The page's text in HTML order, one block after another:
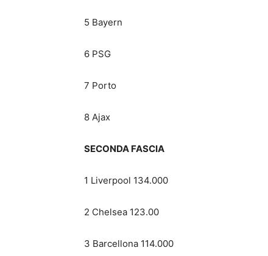
5 Bayern
6 PSG
7 Porto
8 Ajax
SECONDA FASCIA
1 Liverpool 134.000
2 Chelsea 123.00
3 Barcellona 114.000